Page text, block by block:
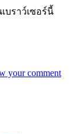
บราว์เซอร์นี้
your comment